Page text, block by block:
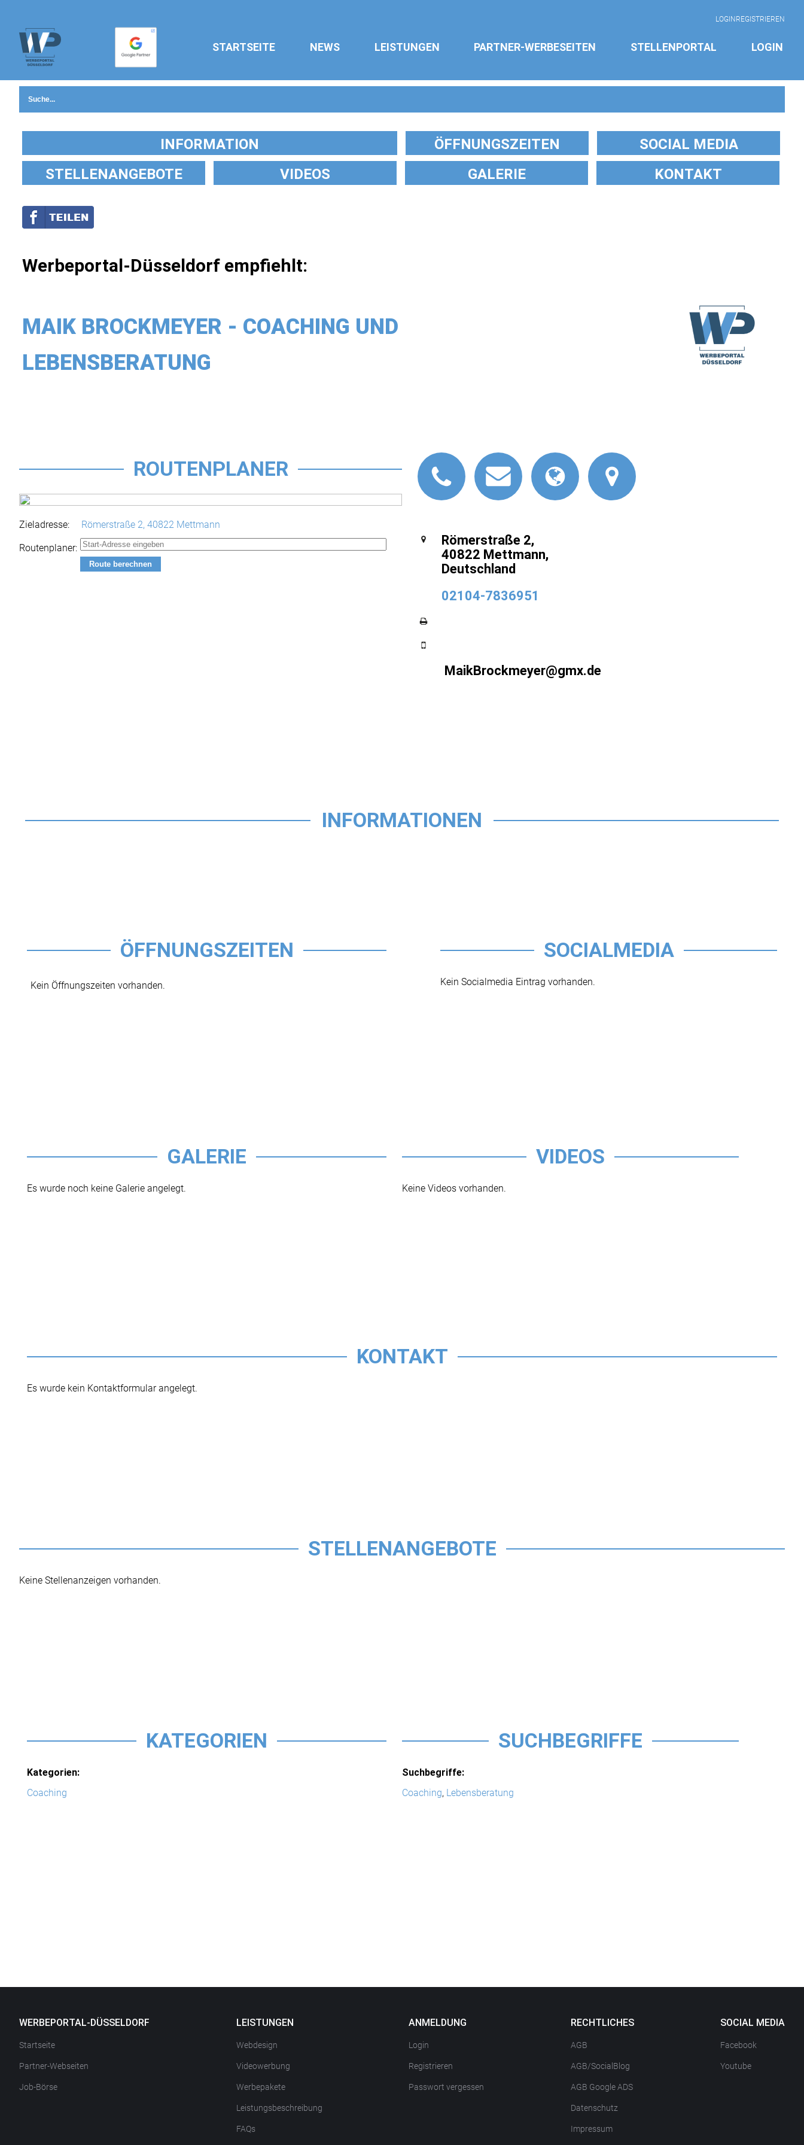
LOGIN REGISTRIEREN
STARTSEITE NEWS LEISTUNGEN PARTNER-WERBESEITEN STELLENPORTAL LOGIN
INFORMATION ÖFFNUNGSZEITEN
SOCIAL MEDIA
STELLENANGEBOTE
VIDEOS GALERIE KONTAKT
Werbeportal-Düsseldorf empfiehlt:
MAIK BROCKMEYER - COACHING UND
LEBENSBERATUNG
Römerstraße 2,
40822 Mettmann,
Deutschland
02104-7836951
MaikBrockmeyer@gmx.de
ROUTENPLANER
Zieladresse: Römerstraße 2, 40822 Mettmann
Routenplaner:
INFORMATIONEN
ÖFFNUNGSZEITEN
Kein Öffnungszeiten vorhanden.
SOCIALMEDIA
Kein Socialmedia Eintrag vorhanden.
GALERIE
Es wurde noch keine Galerie angelegt.
VIDEOS
Keine Videos vorhanden.
KONTAKT
Es wurde kein Kontaktformular angelegt.
STELLENANGEBOTE
Keine Stellenanzeigen vorhanden.
KATEGORIEN
Kategorien:
Coaching
SUCHBEGRIFFE
Suchbegriffe:
Coaching, Lebensberatung
WERBEPORTAL-DÜSSELDORF
Startseite
Partner-Webseiten
Job-Börse
LEISTUNGEN
Webdesign
Videowerbung
Werbepakete
Leistungsbeschreibung
FAQs
ANMELDUNG
Login
Registrieren
Passwort vergessen
RECHTLICHES
AGB
AGB/SocialBlog
AGB Google ADS
Datenschutz
Impressum
SOCIAL MEDIA
Facebook
Youtube